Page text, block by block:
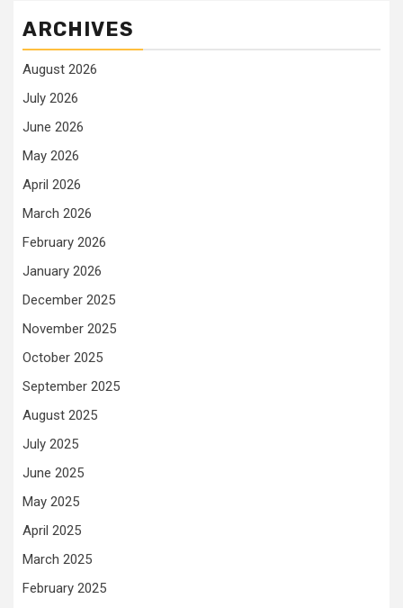
ARCHIVES
August 2026
July 2026
June 2026
May 2026
April 2026
March 2026
February 2026
January 2026
December 2025
November 2025
October 2025
September 2025
August 2025
July 2025
June 2025
May 2025
April 2025
March 2025
February 2025